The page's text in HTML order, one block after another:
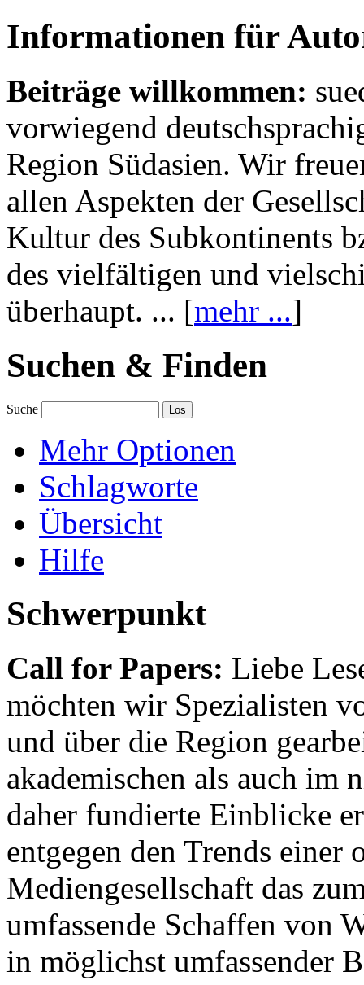
Informationen für
Beiträge willkommen:
vorwiegend
Region Südasien. Wir
allen Aspekten der
Kultur des Subkontinents
des vielfältigen und
überhaupt. ... [mehr ...]
Suchen & Finden
Suche
Mehr Optionen
Schlagworte
Übersicht
Hilfe
Schwerpunkt
Call for Papers: Liebe
möchten wir Spezialisten
und über die Region
akademischen als auch im
daher fundierte Einblicke
entgegen den Trends einer
Mediengesellschaft das
umfassende Schaffen von
in möglichst umfassender